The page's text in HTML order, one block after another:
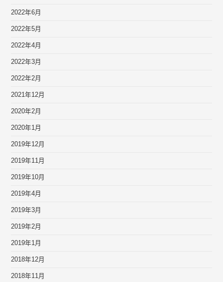
2022年6月
2022年5月
2022年4月
2022年3月
2022年2月
2021年12月
2020年2月
2020年1月
2019年12月
2019年11月
2019年10月
2019年4月
2019年3月
2019年2月
2019年1月
2018年12月
2018年11月